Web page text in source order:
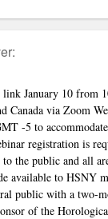
link January 10 from
Canada via Zoom
-5 to
registration is
the public and all
available to HSNY
public with a two-
of the